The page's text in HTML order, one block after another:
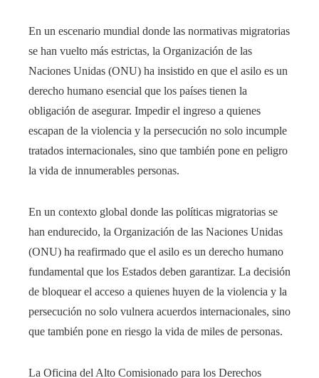
En un escenario mundial donde las normativas migratorias
se han vuelto más estrictas, la Organización de las
Naciones Unidas (ONU) ha insistido en que el asilo es un
derecho humano esencial que los países tienen la
obligación de asegurar. Impedir el ingreso a quienes
escapan de la violencia y la persecución no solo incumple
tratados internacionales, sino que también pone en peligro
la vida de innumerables personas.
En un contexto global donde las políticas migratorias se
han endurecido, la Organización de las Naciones Unidas
(ONU) ha reafirmado que el asilo es un derecho humano
fundamental que los Estados deben garantizar. La decisión
de bloquear el acceso a quienes huyen de la violencia y la
persecución no solo vulnera acuerdos internacionales, sino
que también pone en riesgo la vida de miles de personas.
La Oficina del Alto Comisionado para los Derechos